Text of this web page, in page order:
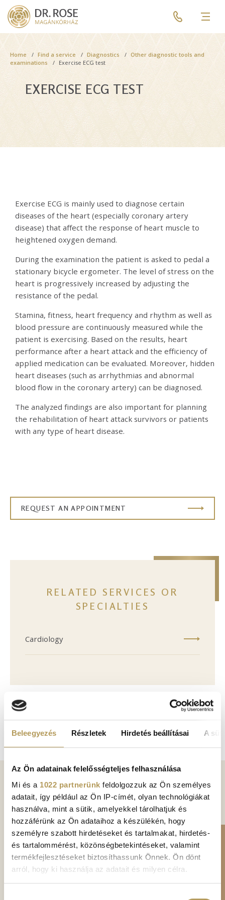
Beleegyezés Részletek Hirdetés beállításai A
Az Ön adatainak felelősségteljes felhasználása
Mi és a 1022 partnerünk feldolgozzuk az Ön személyes
adatait, így például az Ön IP-címét, olyan technológiákat
használva, mint a sütik, amelyekkel tárolhatjuk és
hozzáférünk az Ön adataihoz a készülékén, hogy
személyre szabott hirdetéseket és tartalmakat, hirdetés-
és tartalommérést, közönségbetekintéseket, valamint
termékfejlesztéseket biztosíthassunk Önnek. Ön dönt
arról, hogy ki használja az adatait és milyen célra.
Skip
main
Pre
header
menu
Breadcrumb
Home Find a service Diagnostics
Other diagnostic tools and
examinations
Exercise ECG test
EXERCISE ECG TEST
Exercise ECG is mainly used to diagnose certain
diseases of the heart (especially coronary artery
disease) that affect the response of heart muscle to
heightened oxygen demand.
During the examination the patient is asked to pedal a
stationary bicycle ergometer. The level of stress on the
heart is progressively increased by adjusting the
resistance of the pedal.
Stamina, fitness, heart frequency and rhythm as well as
blood pressure are continuously measured while the
patient is exercising. Based on the results, heart
performance after a heart attack and the efficiency of
applied medication can be evaluated. Moreover, hidden
heart diseases (such as arrhythmias and abnormal
blood flow in the coronary artery) can be diagnosed.
The analyzed findings are also important for planning
the rehabilitation of heart attack survivors or patients
with any type of heart disease.
REQUEST AN APPOINTMENT
RELATED SERVICES OR
SPECIALTIES
Cardiology
SPECIALISTS IN THIS FIELD